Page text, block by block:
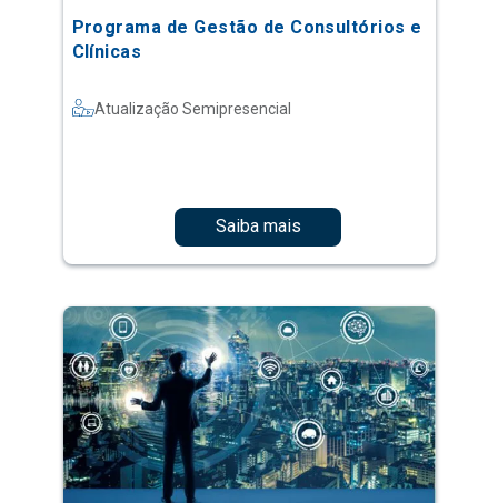
Programa de Gestão de Consultórios e
Clínicas
Atualização Semipresencial
Saiba mais